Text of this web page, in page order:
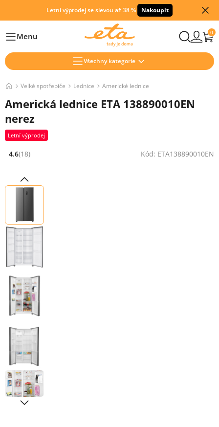
Letní výprodej se slevou až 38 % Nakoupit
HlavníMenu 0
Všechny kategorie
Velké spotřebiče Lednice Americké lednice
Americká lednice ETA 138890010EN
nerez
Letní výprodej
Hodnocení: 4.6 z 5 (18 recenzí)
4.6(18) Kód: ETA138890010EN